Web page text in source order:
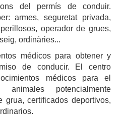
del permís de conduir.
armes, seguretat privada,
operador de grues,
ordinàries...
médicos para obtener y
de conducir. El centro
médicos para el
potencialmente
grua, certificados deportivos,